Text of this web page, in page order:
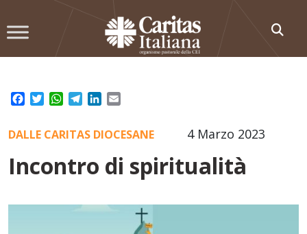
to
Facebook
TwitterWhatsApp
TelegramLinkedIn
4 Marzo 2023
DALLE CARITAS DIOCESANE
Incontro di spiritualità